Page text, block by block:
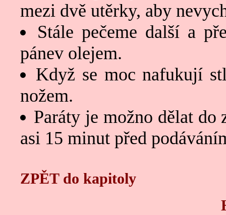
mezi dvě utěrky, aby
Stále pečeme další a
pánev olejem.
Když se moc nafukují
nožem.
Paráty je možno dělat do
asi 15 minut před
ZPĚT do kapitoly